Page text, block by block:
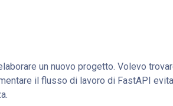
un nuovo progetto. Volevo
il flusso di lavoro di FastAPI